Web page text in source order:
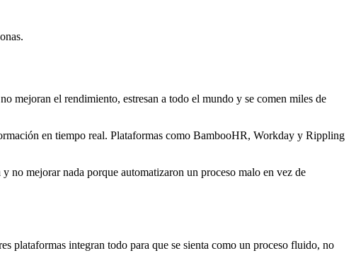
mejoran el rendimiento, estresan a todo el mundo y se comen miles de
en tiempo real. Plataformas como BambooHR, Workday y Rippling
no mejorar nada porque automatizaron un proceso malo en vez de
plataformas integran todo para que se sienta como un proceso fluido, no